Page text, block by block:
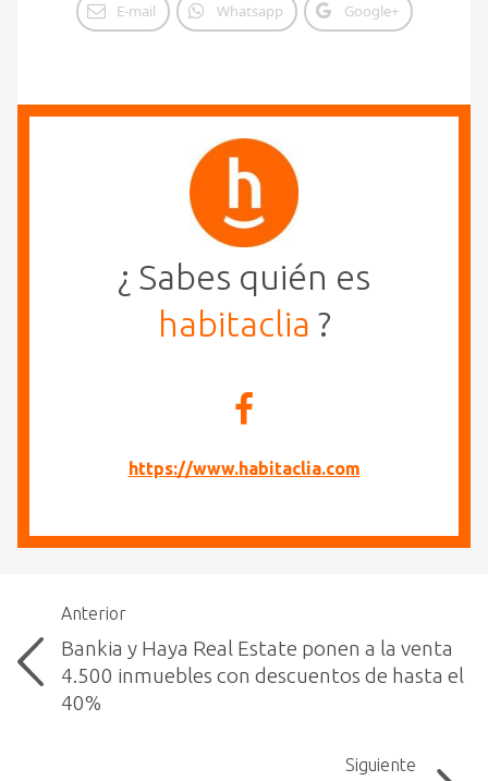
E-mail Whatsapp Google+
¿ Sabes quién es
habitaclia ?
https://www.habitaclia.com
Anterior
Bankia y Haya Real Estate ponen a la venta
4.500 inmuebles con descuentos de hasta el
40%
Siguiente